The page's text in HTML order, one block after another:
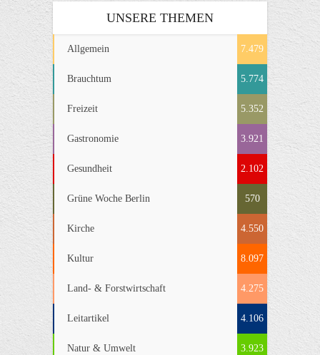
UNSERE THEMEN
Allgemein 7.479
Brauchtum 5.774
Freizeit 5.352
Gastronomie 3.921
Gesundheit 2.102
Grüne Woche Berlin 570
Kirche 4.550
Kultur 8.097
Land- & Forstwirtschaft 4.275
Leitartikel 4.106
Natur & Umwelt 3.923